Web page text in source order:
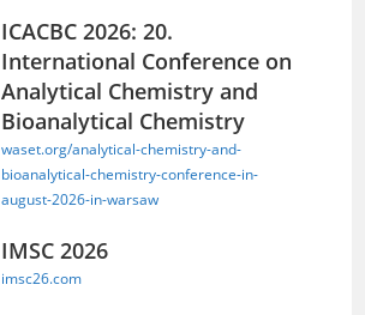
ICACBC 2026: 20.
International Conference on
Analytical Chemistry and
Bioanalytical Chemistry
waset.org/analytical-chemistry-and-
bioanalytical-chemistry-conference-in-
august-2026-in-warsaw
IMSC 2026
imsc26.com